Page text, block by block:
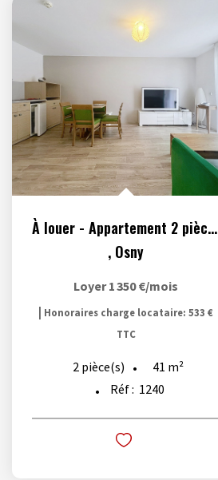
À louer - Appartement 2 pièces meublé situé à Osny
, Osny
Loyer 1 350 €/mois
| Honoraires charge locataire: 533 €
TTC
2 pièce(s) 41 m²
Réf : 1240